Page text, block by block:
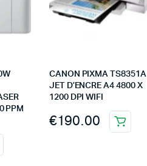
PPM
CANON PIXMA TS8351A
JET D’ENCRE A4 4800 X
1200 DPI WIFI
€190.00